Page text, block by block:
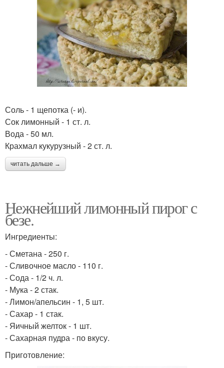
Соль - 1 щепотка (- и).
Сок лимонный - 1 ст. л.
Вода - 50 мл.
Крахмал кукурузный - 2 ст. л.
читать дальше →
Нежнейший лимонный пирог с
безе.
Ингредиенты:
- Сметана - 250 г.
- Сливочное масло - 110 г.
- Сода - 1/2 ч. л.
- Мука - 2 стак.
- Лимон/апельсин - 1, 5 шт.
- Сахар - 1 стак.
- Яичный желток - 1 шт.
- Сахарная пудра - по вкусу.
Приготовление: